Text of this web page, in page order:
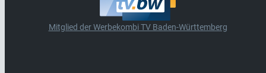
Mitglied der Werbekombi TV Baden-Württemberg